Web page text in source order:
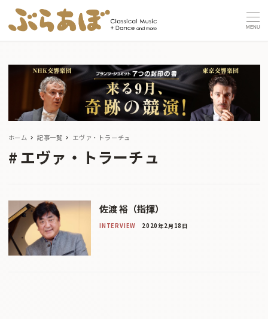
MENU
ホーム 記事一覧 エヴァ・トラーチュ
エヴァ・トラーチュ
佐渡 裕（指揮）
INTERVIEW 2020年2月18日